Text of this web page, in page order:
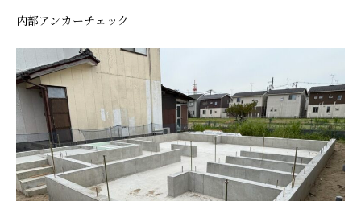
内部アンカーチェック